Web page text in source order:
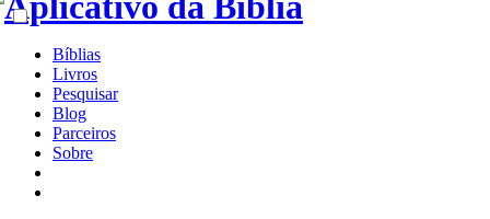
Bíblias
Livros
Pesquisar
Blog
Parceiros
Sobre